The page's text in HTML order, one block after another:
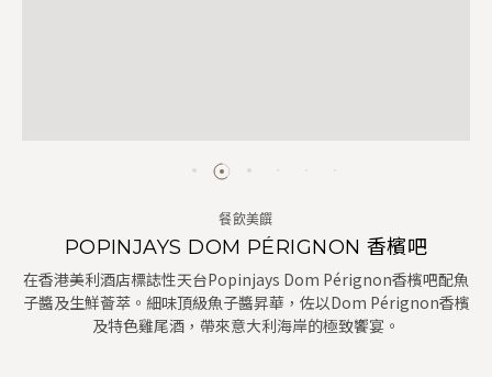
餐飲美饌
POPINJAYS DOM PÉRIGNON 香檳吧
在香港美利酒店標誌性天台Popinjays Dom Pérignon香檳吧配魚
子醬及生鮮薈萃。細味頂級魚子醬昇華，佐以Dom Pérignon香檳
及特色雞尾酒，帶來意大利海岸的極致饗宴。